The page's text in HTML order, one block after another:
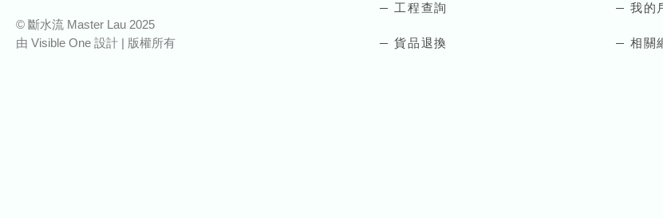
© 斷水流 Master Lau 2025
由 Visible One 設計 | 版權所有
工程查詢 我的
貨品退換 相關